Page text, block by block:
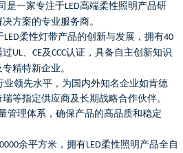
是一家专注于LED高端柔性照明产品研
方案的专业服务商。
LED柔性灯带产品的创新与发展，拥有40
过UL、CE及CCC认证，具备自主创新知识
精特新企业。
业领先水平，为国内外知名企业如肯德
等指定供应商及长期战略合作伙伴。
管理体系，确保产品的高品质和稳定
余平方米，拥有LED柔性照明产品全自